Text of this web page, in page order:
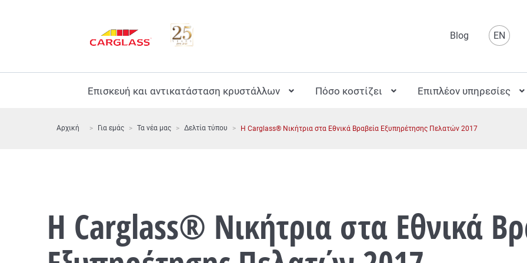
Blog EN
Επισκευή και αντικατάσταση κρυστάλλων Πόσο κοστίζει Επιπλέον υπηρεσίες
Αρχική Για εμάς Τα νέα μας Δελτία τύπου Η Carglass® Νικήτρια στα Εθνικά Βραβεία Εξυπηρέτησης Πελατών 2017
Η Carglass® Νικήτρια στα Εθνικά